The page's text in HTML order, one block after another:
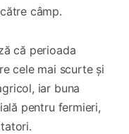
câmp.
că perioada
cele mai scurte și
iar buna
pentru fermieri,